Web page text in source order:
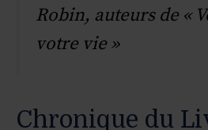
Robin, auteurs de «
votre vie »
Chronique du